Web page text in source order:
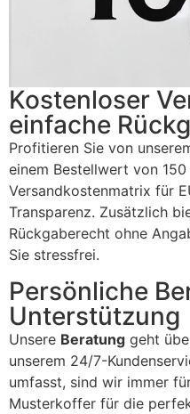
Kostenloser
einfache
Profitieren Sie von
einem Bestellwert von
Versandkostenmatrix für
Transparenz. Zusätzlich
Rückgaberecht ohne
Sie stressfrei.
Persönliche
Unterstützung
Unsere Beratung geht
unserem 24/7-
umfasst, sind wir immer
Musterkoffer für die